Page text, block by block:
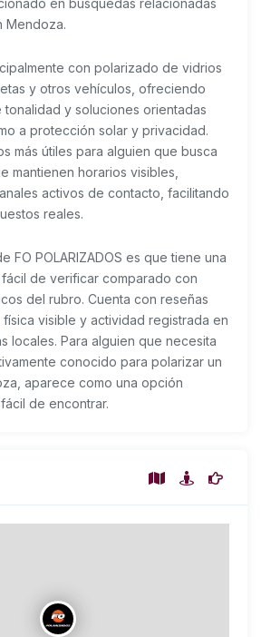
Mendoza.
con polarizado de vidrios
y otros vehículos, ofreciendo
y soluciones orientadas
a protección solar y privacidad.
más útiles para alguien que busca
mantienen horarios visibles,
activos de contacto, facilitando
reales.
FO POLARIZADOS es que tiene una
de verificar comparado con
del rubro. Cuenta con reseñas
visible y actividad registrada en
locales. Para alguien que necesita
conocido para polarizar un
aparece como una opción
de encontrar.